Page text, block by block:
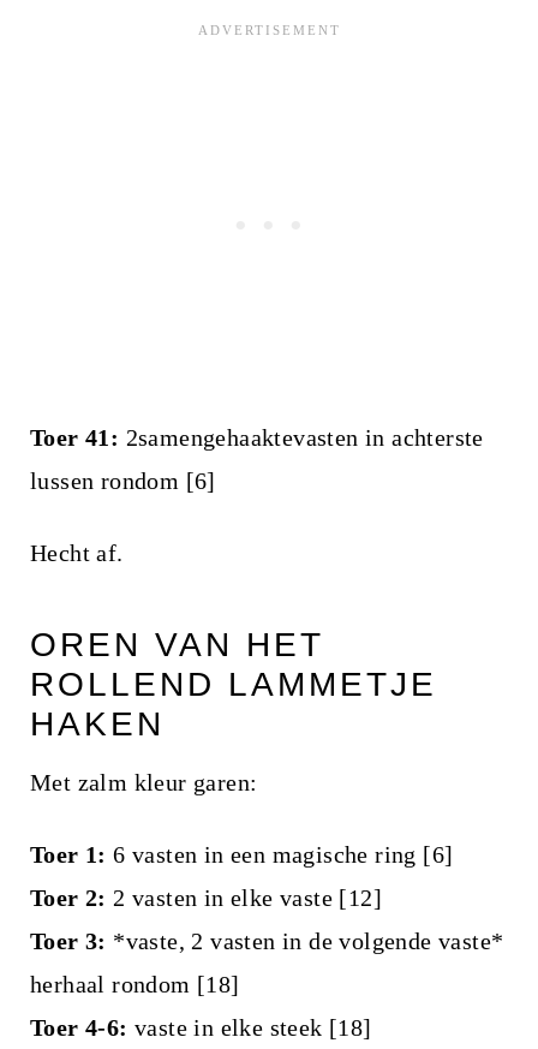
Toer 41: 2samengehaaktevasten in achterste
lussen rondom [6]
Hecht af.
OREN VAN HET
ROLLEND LAMMETJE
HAKEN
Met zalm kleur garen:
Toer 1:6 vasten in een magische ring [6]
Toer 2: 2 vasten in elke vaste [12]
Toer 3: *vaste, 2 vasten in de volgende vaste*
herhaal rondom [18]
Toer 4-6: vaste in elke steek [18]